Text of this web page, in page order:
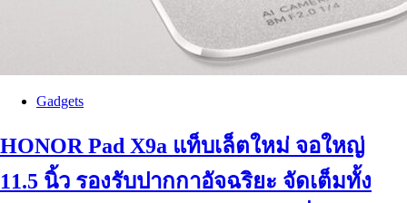
Gadgets
HONOR Pad X9a แท็บเล็ตใหม่ จอใหญ่
11.5 นิ้ว รองรับปากกาอัจฉริยะ จัดเต็มทั้ง